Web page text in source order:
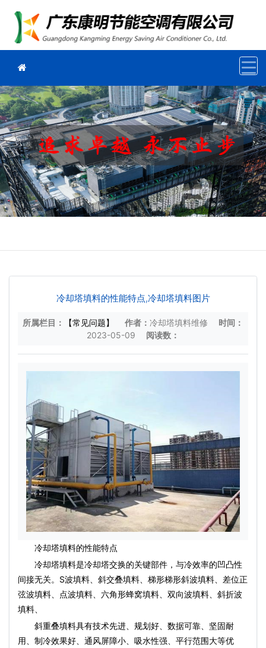
冷却塔填料的性能特点,冷却塔填料图片
所属栏目： 【常见问题】 作者： 冷却塔填料维修
时间：
2023-05-09
阅读数：
冷却塔填料的性能特点
冷却塔填料是冷却塔交换的关键部件，与冷效率的凹凸性
间接无关。S波填料、斜交叠填料、梯形梯形斜波填料、差位正
弦波填料、点波填料、六角形蜂窝填料、双向波填料、斜折波
填料、
斜重叠填料具有技术先进、规划好、数据可靠、坚固耐
用、制冷效果好、通风屏障小、吸水性强、平行范围大等优